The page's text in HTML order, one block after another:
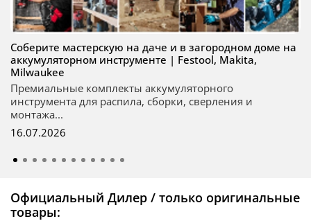
Соберите мастерскую на даче и в загородном доме на
аккумуляторном инструменте | Festool, Makita,
Milwaukee
Премиальные комплекты аккумуляторного
инструмента для распила, сборки, сверления и
монтажа...
16.07.2026
Официальный Дилер / только оригинальные
товары: